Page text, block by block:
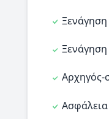
Αρχηγός-